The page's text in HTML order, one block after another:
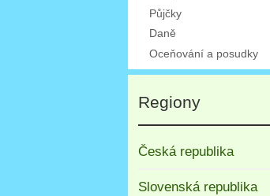
Půjčky
Daně
Oceňování a posudky
Regiony
Česká republika
Slovenská republika